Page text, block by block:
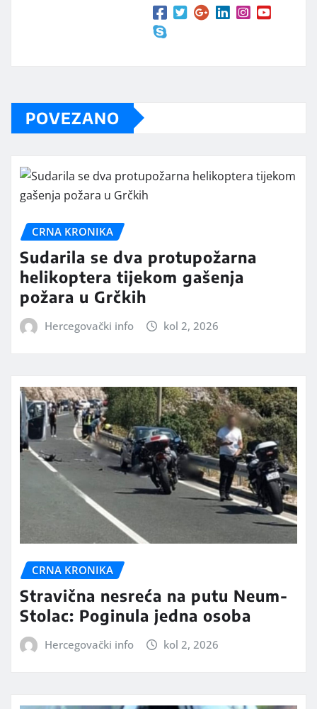
POVEZANO
CRNA KRONIKA
Sudarila se dva protupožarna
helikoptera tijekom gašenja
požara u Grčkih
Hercegovački info kol 2, 2026
CRNA KRONIKA
Stravična nesreća na putu Neum-
Stolac: Poginula jedna osoba
Hercegovački info kol 2, 2026